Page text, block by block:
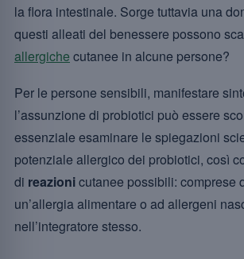
la flora intestinale. Sorge tuttavia una
questi alleati del benessere possono
allergiche cutanee in alcune persone?
Per le persone sensibili, manifestare
l’assunzione di probiotici può essere
essenziale esaminare le spiegazioni
potenziale allergico dei probiotici, così
di reazionicutanee possibili: comprese
un’allergia alimentare o ad allergeni
nell’integratore stesso.